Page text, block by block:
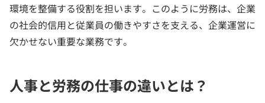
環境を整備する役割を担います。このように労務は、企業
の社会的信用と従業員の働きやすさを支える、企業運営に
欠かせない重要な業務です。
人事と労務の仕事の違いとは？